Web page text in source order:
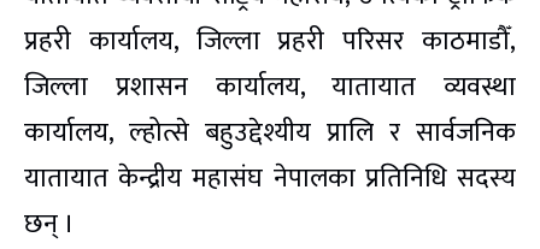
प्रहरी कार्यालय, जिल्ला प्रहरी परिसर काठमाडौँ,
जिल्ला प्रशासन कार्यालय, यातायात व्यवस्था
कार्यालय, ल्होत्से बहुउद्देश्यीय प्रालि र सार्वजनिक
यातायात केन्द्रीय महासंघ नेपालका प्रतिनिधि सदस्य
छन् ।